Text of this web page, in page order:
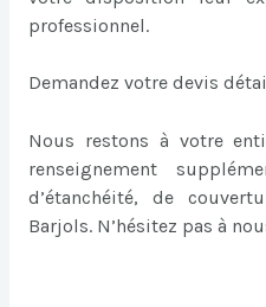
professionnel.
Demandez votre devis
Nous restons à votre
renseignement
d’étanchéité, de
Barjols. N’hésitez pas à